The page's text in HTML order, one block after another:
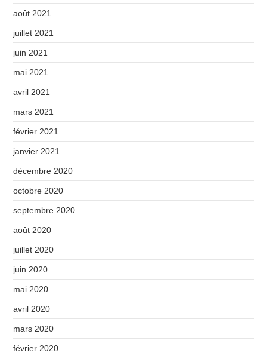
août 2021
juillet 2021
juin 2021
mai 2021
avril 2021
mars 2021
février 2021
janvier 2021
décembre 2020
octobre 2020
septembre 2020
août 2020
juillet 2020
juin 2020
mai 2020
avril 2020
mars 2020
février 2020